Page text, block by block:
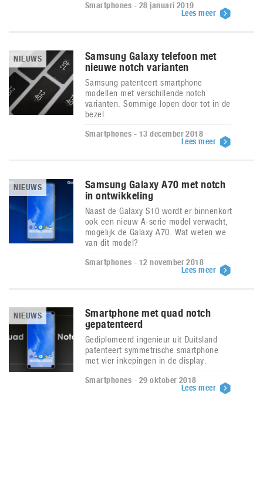
Smartphones - 28 januari 2019
Lees meer
NIEUWS
Samsung Galaxy telefoon met
nieuwe notch varianten
Samsung patenteert smartphone
modellen met verschillende notch
varianten. Sommige lopen door tot in de
bezel.
Smartphones - 13 december 2018
Lees meer
NIEUWS
Samsung Galaxy A70 met notch
in ontwikkeling
Naast de Galaxy S10 wordt er binnenkort
ook een nieuw A-serie model verwacht,
mogelijk de Galaxy A70. Wat weten we
van dit model?
Smartphones - 12 november 2018
Lees meer
NIEUWS
Smartphone met quad notch
gepatenteerd
Gediplomeerd ingenieur uit Duitsland
patenteert symmetrische smartphone
met vier inkepingen in de display.
Smartphones - 29 oktober 2018
Lees meer